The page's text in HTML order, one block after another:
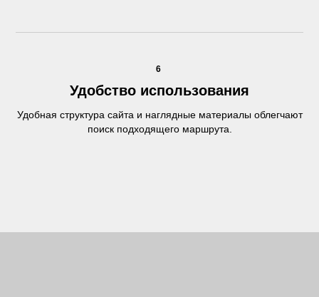
6
Удобство использования
Удобная структура сайта и наглядные материалы облегчают
поиск подходящего маршрута.